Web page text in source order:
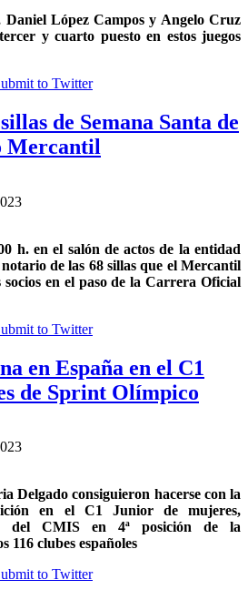
Daniel López Campos y Angelo Cruz
y cuarto puesto en estos juegos
de Semana Santa de
Mercantil
h. en el salón de actos de la entidad
de las 68 sillas que el Mercantil
socios en el paso de la Carrera Oficial
en España en el C1
de Sprint Olímpico
Delgado consiguieron hacerse con la
en el C1 Junior de mujeres,
del CMIS en 4ª posición de la
116 clubes españoles